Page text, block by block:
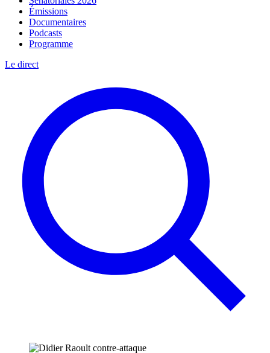
Émissions
Documentaires
Podcasts
Programme
Le direct